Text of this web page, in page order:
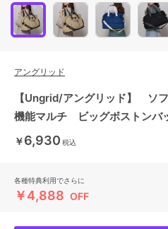
アングリッド
【Ungrid/アングリッド】
機能マルチ ビッグボストンバ
￥6,930 税込
各種特典利用でさらに
￥4,888 OFF